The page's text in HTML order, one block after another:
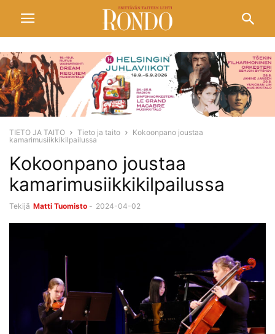
TIETO JA TAITO Tieto ja taito
Kokoonpano joustaa
kamarimusiikkikilpailussa
Kokoonpano joustaa
kamarimusiikkikilpailussa
Tekijä Matti Tuomisto - 2024-04-02